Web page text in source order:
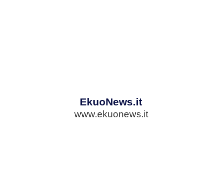
EkuoNews.it
www.ekuonews.it